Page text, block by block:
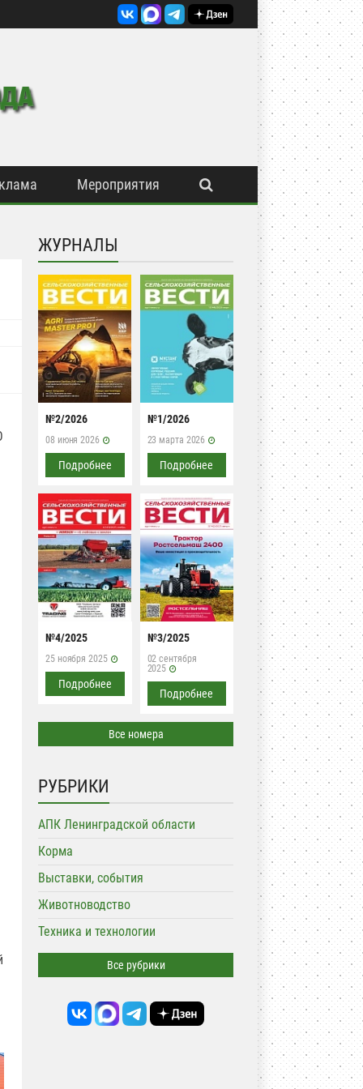
Мероприятия
ЖУРНАЛЫ
№2/2026
08 июня 2026
Подробнее
№1/2026
23 марта 2026
Подробнее
№4/2025
25 ноября 2025
Подробнее
№3/2025
02 сентября
2025
Подробнее
Все номера
РУБРИКИ
АПК Ленинградской области
Корма
Выставки, события
Животноводство
Техника и технологии
Все рубрики